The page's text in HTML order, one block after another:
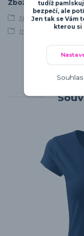
Zboží zařazeno v
Německý boxer
Intelligent
tudíž
bezpečí, ale
Jen tak se Vám
kterou si